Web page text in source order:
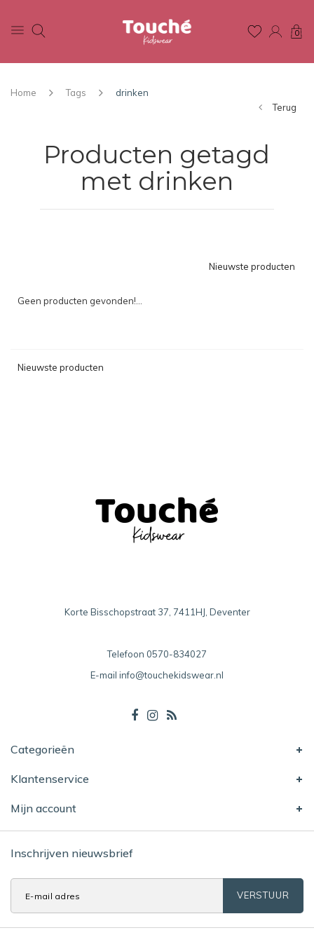
0
Home Tags
drinken
Terug
Producten getagd
met drinken
Nieuwste producten
Geen producten gevonden!...
Nieuwste producten
Korte Bisschopstraat 37, 7411HJ, Deventer
Telefoon 0570-834027
E-mail info@touchekidswear.nl
Categorieën
Klantenservice
Mijn account
Inschrijven nieuwsbrief
VERSTUUR